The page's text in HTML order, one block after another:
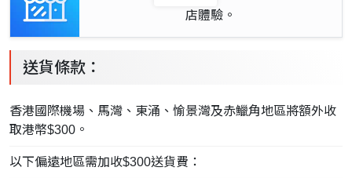
店體驗。
送貨條款：
香港國際機場、馬灣、東涌、愉景灣及赤鱲角地區將額外收
取港幣$300。
以下偏遠地區需加收$300送貨費：